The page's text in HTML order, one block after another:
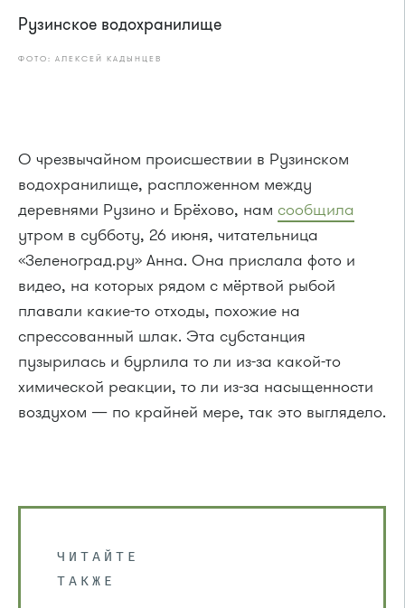
Рузинское водохранилище
ФОТО: АЛЕКСЕЙ КАДЫНЦЕВ
О чрезвычайном происшествии в Рузинском
водохранилище, распложенном между
деревнями Рузино и Брёхово, нам сообщила
утром в субботу, 26 июня, читательница
«Зеленоград.ру» Анна. Она прислала фото и
видео, на которых рядом с мёртвой рыбой
плавали какие-то отходы, похожие на
спрессованный шлак. Эта субстанция
пузырилась и бурлила то ли из-за какой-то
химической реакции, то ли из-за насыщенности
воздухом — по крайней мере, так это выглядело.
ЧИТАЙТЕ
ТАКЖЕ